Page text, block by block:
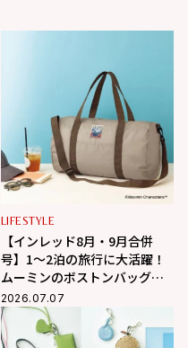
LIFESTYLE
【インレッド8月・9月合併
号】1〜2泊の旅行に大活躍！
ムーミンのボストンバッグ付
録
2026.07.07